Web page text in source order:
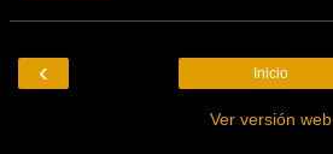
‹ Inicio
Ver versión web